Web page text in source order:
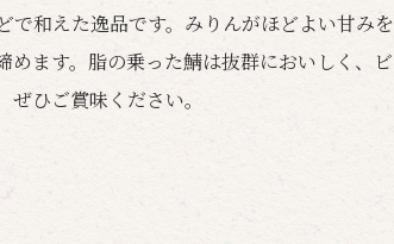
で和えた逸品です。みりんがほどよい甘みを
ます。脂の乗った鯖は抜群においしく、ビ
ひご賞味ください。